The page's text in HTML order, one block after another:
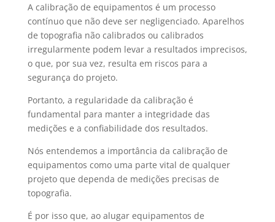
A calibração de equipamentos é um processo
contínuo que não deve ser negligenciado. Aparelhos
de topografia não calibrados ou calibrados
irregularmente podem levar a resultados imprecisos,
o que, por sua vez, resulta em riscos para a
segurança do projeto.
Portanto, a regularidade da calibração é
fundamental para manter a integridade das
medições e a confiabilidade dos resultados.
Nós entendemos a importância da calibração de
equipamentos como uma parte vital de qualquer
projeto que dependa de medições precisas de
topografia.
É por isso que, ao alugar equipamentos de